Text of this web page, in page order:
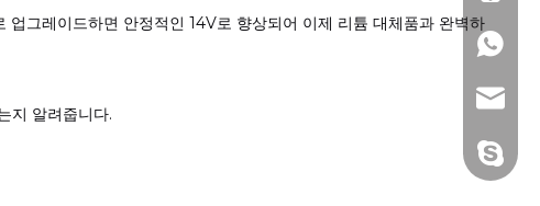
그레이드하면 안정적인 14V로 향상되어 이제 리튬 대체품과 완벽하
지 알려줍니다.
+86
+86